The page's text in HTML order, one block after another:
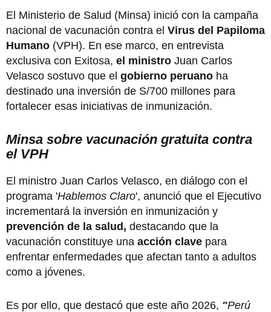
El Ministerio de Salud (Minsa) inició con la campaña
nacional de vacunación contra el Virus del Papiloma
Humano (VPH). En ese marco, en entrevista
exclusiva con Exitosa, el ministro Juan Carlos
Velasco sostuvo que el gobierno peruano ha
destinado una inversión de S/700 millones para
fortalecer esas iniciativas de inmunización.
Minsa sobre vacunación gratuita contra
el VPH
El ministro Juan Carlos Velasco, en diálogo con el
programa 'Hablemos Claro', anunció que el Ejecutivo
incrementará la inversión en inmunización y
prevención de la salud, destacando que la
vacunación constituye una acción clave para
enfrentar enfermedades que afectan tanto a adultos
como a jóvenes.
Es por ello, que destacó que este año 2026, "Perú